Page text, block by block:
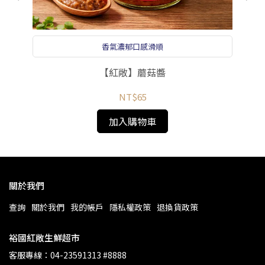
香氣濃郁口感滑順
【紅敞】蘑菇醬
NT$65
加入購物車
關於我們
查詢 關於我們 我的帳戶 隱私權政策 退換貨政策
裕國紅敞生鮮超市
客服專線：04-23591313 #8888